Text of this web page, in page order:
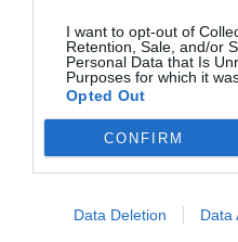
I want to opt-out of
Retention, Sale, and/or
Personal Data that Is
Purposes for which it
Opted Out
CONFIRM
Data Deletion Data
por
que se